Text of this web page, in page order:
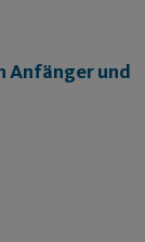
Anfänger und